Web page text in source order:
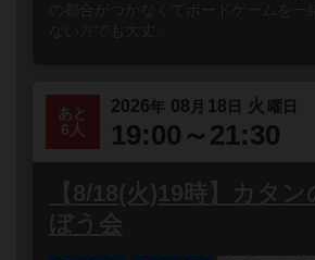
の都合がつかなくてボードゲームを一
ない方でも大丈...
あと
6人
2026年 08 月 18 日 火 曜日
19:00～21:30
【8/18(火)19時】カタ
ぼう会